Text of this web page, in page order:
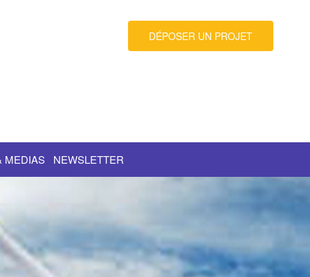
DÉPOSER UN PROJET
MEDIAS NEWSLETTER